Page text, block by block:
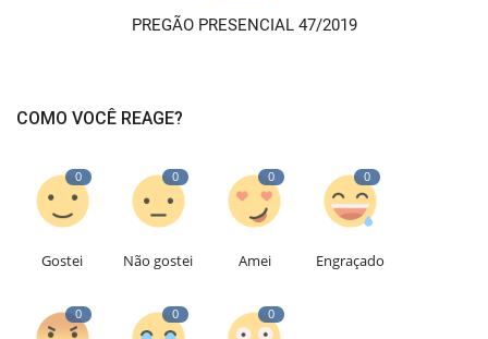
PREGÃO PRESENCIAL 47/2019
COMO VOCÊ REAGE?
0
Gostei
0
Não gostei
0
Amei
0
Engraçado
0 0 0